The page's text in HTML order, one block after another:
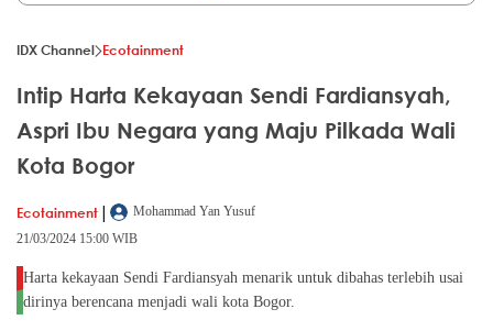
IDX Channel Ecotainment
Intip Harta Kekayaan Sendi Fardiansyah,
Aspri Ibu Negara yang Maju Pilkada Wali
Kota Bogor
Ecotainment |
Mohammad Yan Yusuf
21/03/2024 15:00 WIB
Harta kekayaan Sendi Fardiansyah menarik untuk dibahas terlebih usai
dirinya berencana menjadi wali kota Bogor.